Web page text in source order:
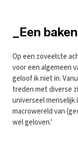
_Een
Op een zoveelste
voor een algemeen
geloof ik niet in.
treden met diverse
universeel
macrowereld van
wel geloven.'